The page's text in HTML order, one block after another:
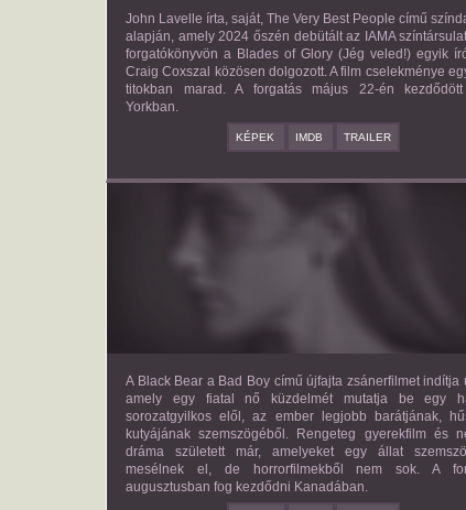
John Lavelle írta, saját, The Very Best People című
alapján, amely 2024 őszén debütált az IAMA
forgatókönyvön a Blades of Glory (Jég veled!) egyik
Craig Coxszal közösen dolgozott. A film cselekménye
titokban marad. A forgatás május 22-én
Yorkban.
KÉPEK IMDB TRAILER
BAD BOY
A Black Bear a Bad Boy című újfajta zsánerfilmet indítja
amely egy fiatal nő küzdelmét mutatja be egy
sorozatgyilkos elől, az ember legjobb barátjának,
kutyájának szemszögéből. Rengeteg gyerekfilm és
dráma született már, amelyeket egy állat
mesélnek el, de horrorfilmekből nem sok. A
augusztusban fog kezdődni Kanadában.